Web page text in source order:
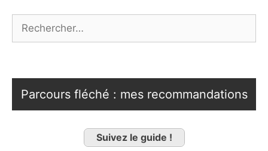
Parcours fléché : mes recommandations
Suivez le guide !